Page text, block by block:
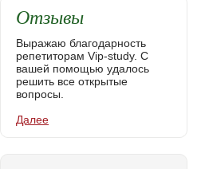
Отзывы
Выражаю благодарность
репетиторам Vip-study. С
вашей помощью удалось
решить все открытые
вопросы.
Далее